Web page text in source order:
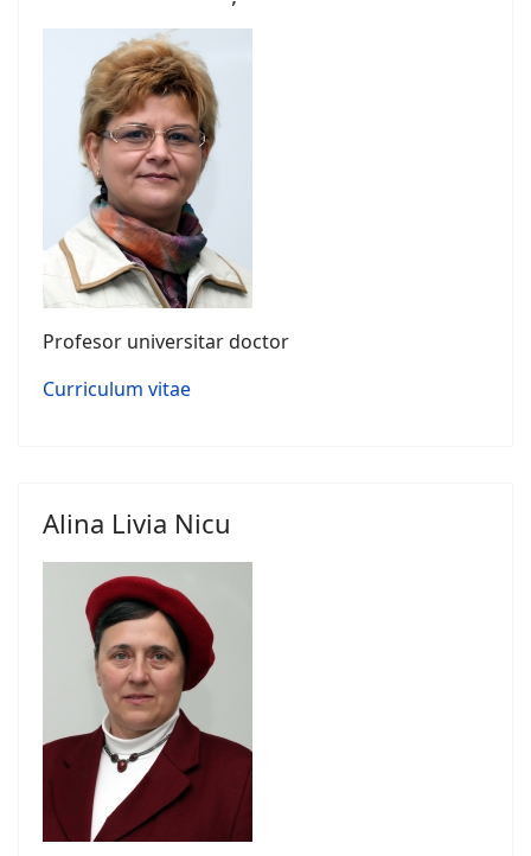
Profesor universitar doctor
Curriculum vitae
Alina Livia Nicu